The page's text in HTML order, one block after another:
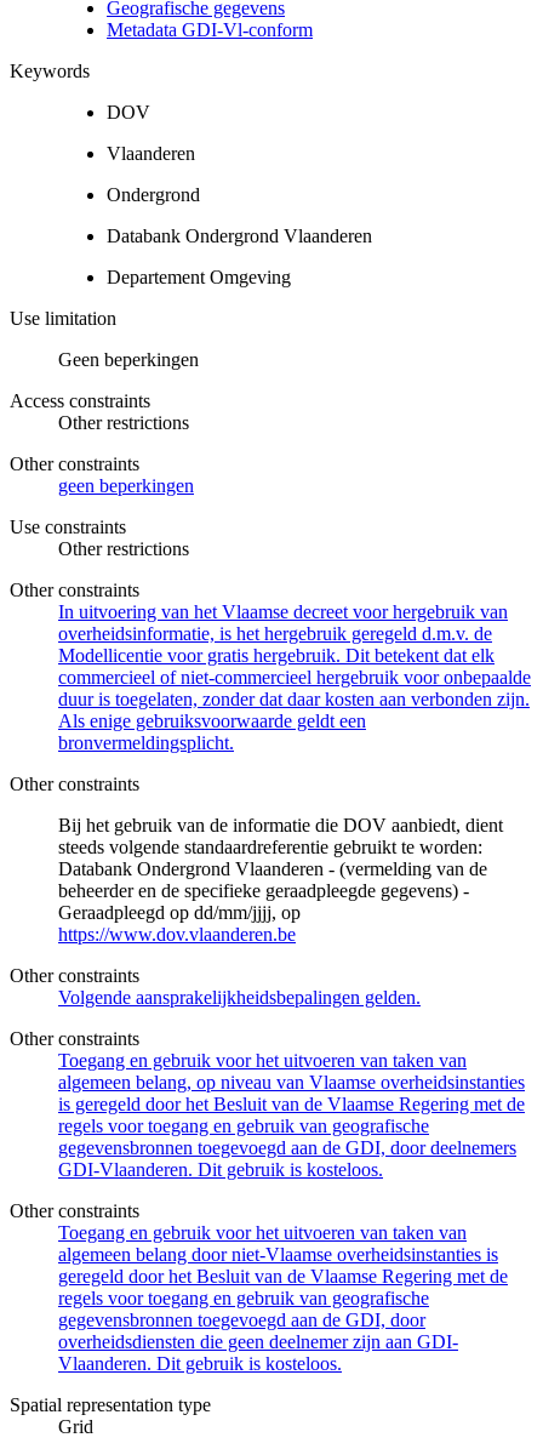
Geografische gegevens
Metadata GDI-Vl-conform
Keywords
DOV
Vlaanderen
Ondergrond
Databank Ondergrond Vlaanderen
Departement Omgeving
Use limitation
Geen beperkingen
Access constraints
Other restrictions
Other constraints
geen beperkingen
Use constraints
Other restrictions
Other constraints
In uitvoering van het Vlaamse decreet voor hergebruik van
overheidsinformatie, is het hergebruik geregeld d.m.v. de
Modellicentie voor gratis hergebruik. Dit betekent dat elk
commercieel of niet-commercieel hergebruik voor onbepaalde
duur is toegelaten, zonder dat daar kosten aan verbonden zijn.
Als enige gebruiksvoorwaarde geldt een
bronvermeldingsplicht.
Other constraints
Bij het gebruik van de informatie die DOV aanbiedt, dient
steeds volgende standaardreferentie gebruikt te worden:
Databank Ondergrond Vlaanderen - (vermelding van de
beheerder en de specifieke geraadpleegde gegevens) -
Geraadpleegd op dd/mm/jjjj, op
https://www.dov.vlaanderen.be
Other constraints
Volgende aansprakelijkheidsbepalingen gelden.
Other constraints
Toegang en gebruik voor het uitvoeren van taken van
algemeen belang, op niveau van Vlaamse overheidsinstanties
is geregeld door het Besluit van de Vlaamse Regering met de
regels voor toegang en gebruik van geografische
gegevensbronnen toegevoegd aan de GDI, door deelnemers
GDI-Vlaanderen. Dit gebruik is kosteloos.
Other constraints
Toegang en gebruik voor het uitvoeren van taken van
algemeen belang door niet-Vlaamse overheidsinstanties is
geregeld door het Besluit van de Vlaamse Regering met de
regels voor toegang en gebruik van geografische
gegevensbronnen toegevoegd aan de GDI, door
overheidsdiensten die geen deelnemer zijn aan GDI-
Vlaanderen. Dit gebruik is kosteloos.
Spatial representation type
Grid